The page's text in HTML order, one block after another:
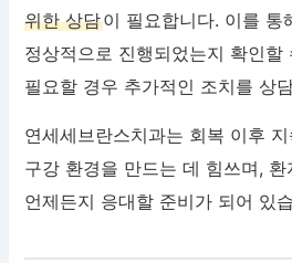
위한 상담이 필요합니다. 이를 통
정상적으로 진행되었는지 확인할
필요할 경우 추가적인 조치를 상
연세세브란스치과는 회복 이후
구강 환경을 만드는 데 힘쓰며,
언제든지 응대할 준비가 되어 있